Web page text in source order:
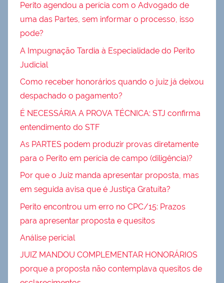
Perito agendou a perícia com o Advogado de
uma das Partes, sem informar o processo, isso
pode?
A Impugnação Tardia à Especialidade do Perito
Judicial
Como receber honorários quando o juiz já deixou
despachado o pagamento?
É NECESSÁRIA A PROVA TÉCNICA: STJ confirma
entendimento do STF
As PARTES podem produzir provas diretamente
para o Perito em perícia de campo (diligência)?
Por que o Juiz manda apresentar proposta, mas
em seguida avisa que é Justiça Gratuita?
Perito encontrou um erro no CPC/15: Prazos
para apresentar proposta e quesitos
Análise pericial
JUIZ MANDOU COMPLEMENTAR HONORÁRIOS
porque a proposta não contemplava quesitos de